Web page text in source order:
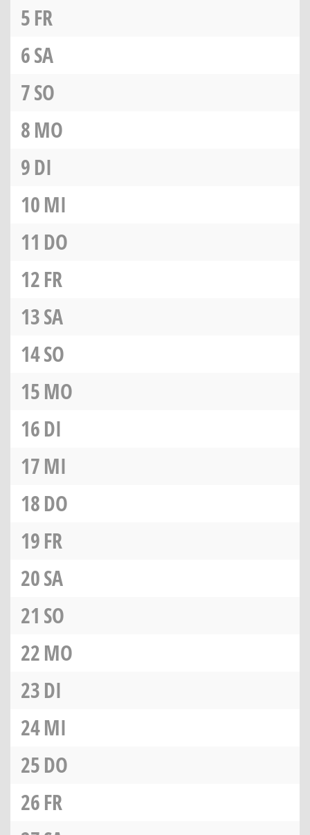
5FR
6SA
7SO
8MO
9DI
10MI
11 DO
12FR
13SA
14SO
15MO
16DI
17MI
18DO
19FR
20SA
21 SO
22MO
23DI
24MI
25DO
26FR